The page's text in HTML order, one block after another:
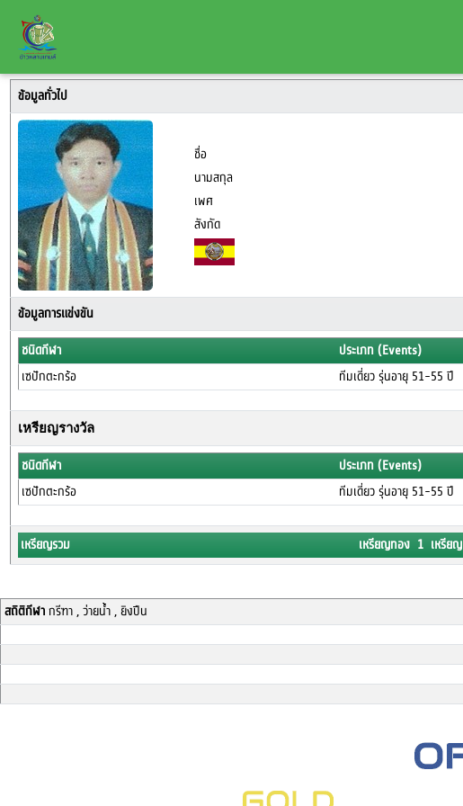
ข้อมูลทั่วไป
ชื่อ
นามสกุล
เพศ
สังกัด
ข้อมูลการแข่งขัน
ชนิดกีฬา
ประเภท (Events)
เซปักตะกร้อ
ทีมเดี่ยว รุ่นอายุ 51-55 ปี
เหรียญรางวัล
ชนิดกีฬา ประเภท (Events)
เซปักตะกร้อ
ทีมเดี่ยว รุ่นอายุ 51-55 ปี
เหรียญรวม เหรียญทอง 1 เหรียญ
สถิติกีฬากรีฑา , ว่ายน้ำ , ยิงปืน